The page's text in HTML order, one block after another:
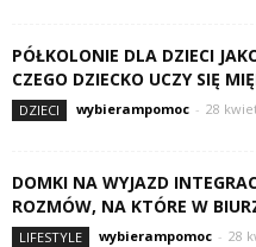
PÓŁKOLONIE DLA DZIECI
CZEGO DZIECKO UCZY SIĘ
DZIECI wybierampomoc - 28
DOMKI NA WYJAZD
ROZMÓW, NA KTÓRE W
LIFESTYLE wybierampomoc - 28